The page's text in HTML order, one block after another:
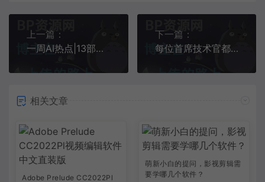
上一篇：
一周AI热点|13部门发文支持女性科技人才发展、互联网救灾力量
下一篇：
每位首席技术官都需要了解的六种最佳人工智能工具
相关文章
Adobe Prelude CC2022Pl
萌新小白的提问，影视剪辑需
要学哪几个软件？